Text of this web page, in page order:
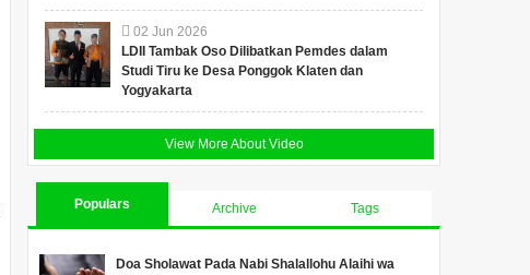
02 Jun 2026
LDII Tambak Oso Dilibatkan Pemdes dalam
Studi Tiru ke Desa Ponggok Klaten dan
Yogyakarta
View More About Video
Populars Archive Tags
Doa Sholawat Pada Nabi Shalallohu Alaihi wa